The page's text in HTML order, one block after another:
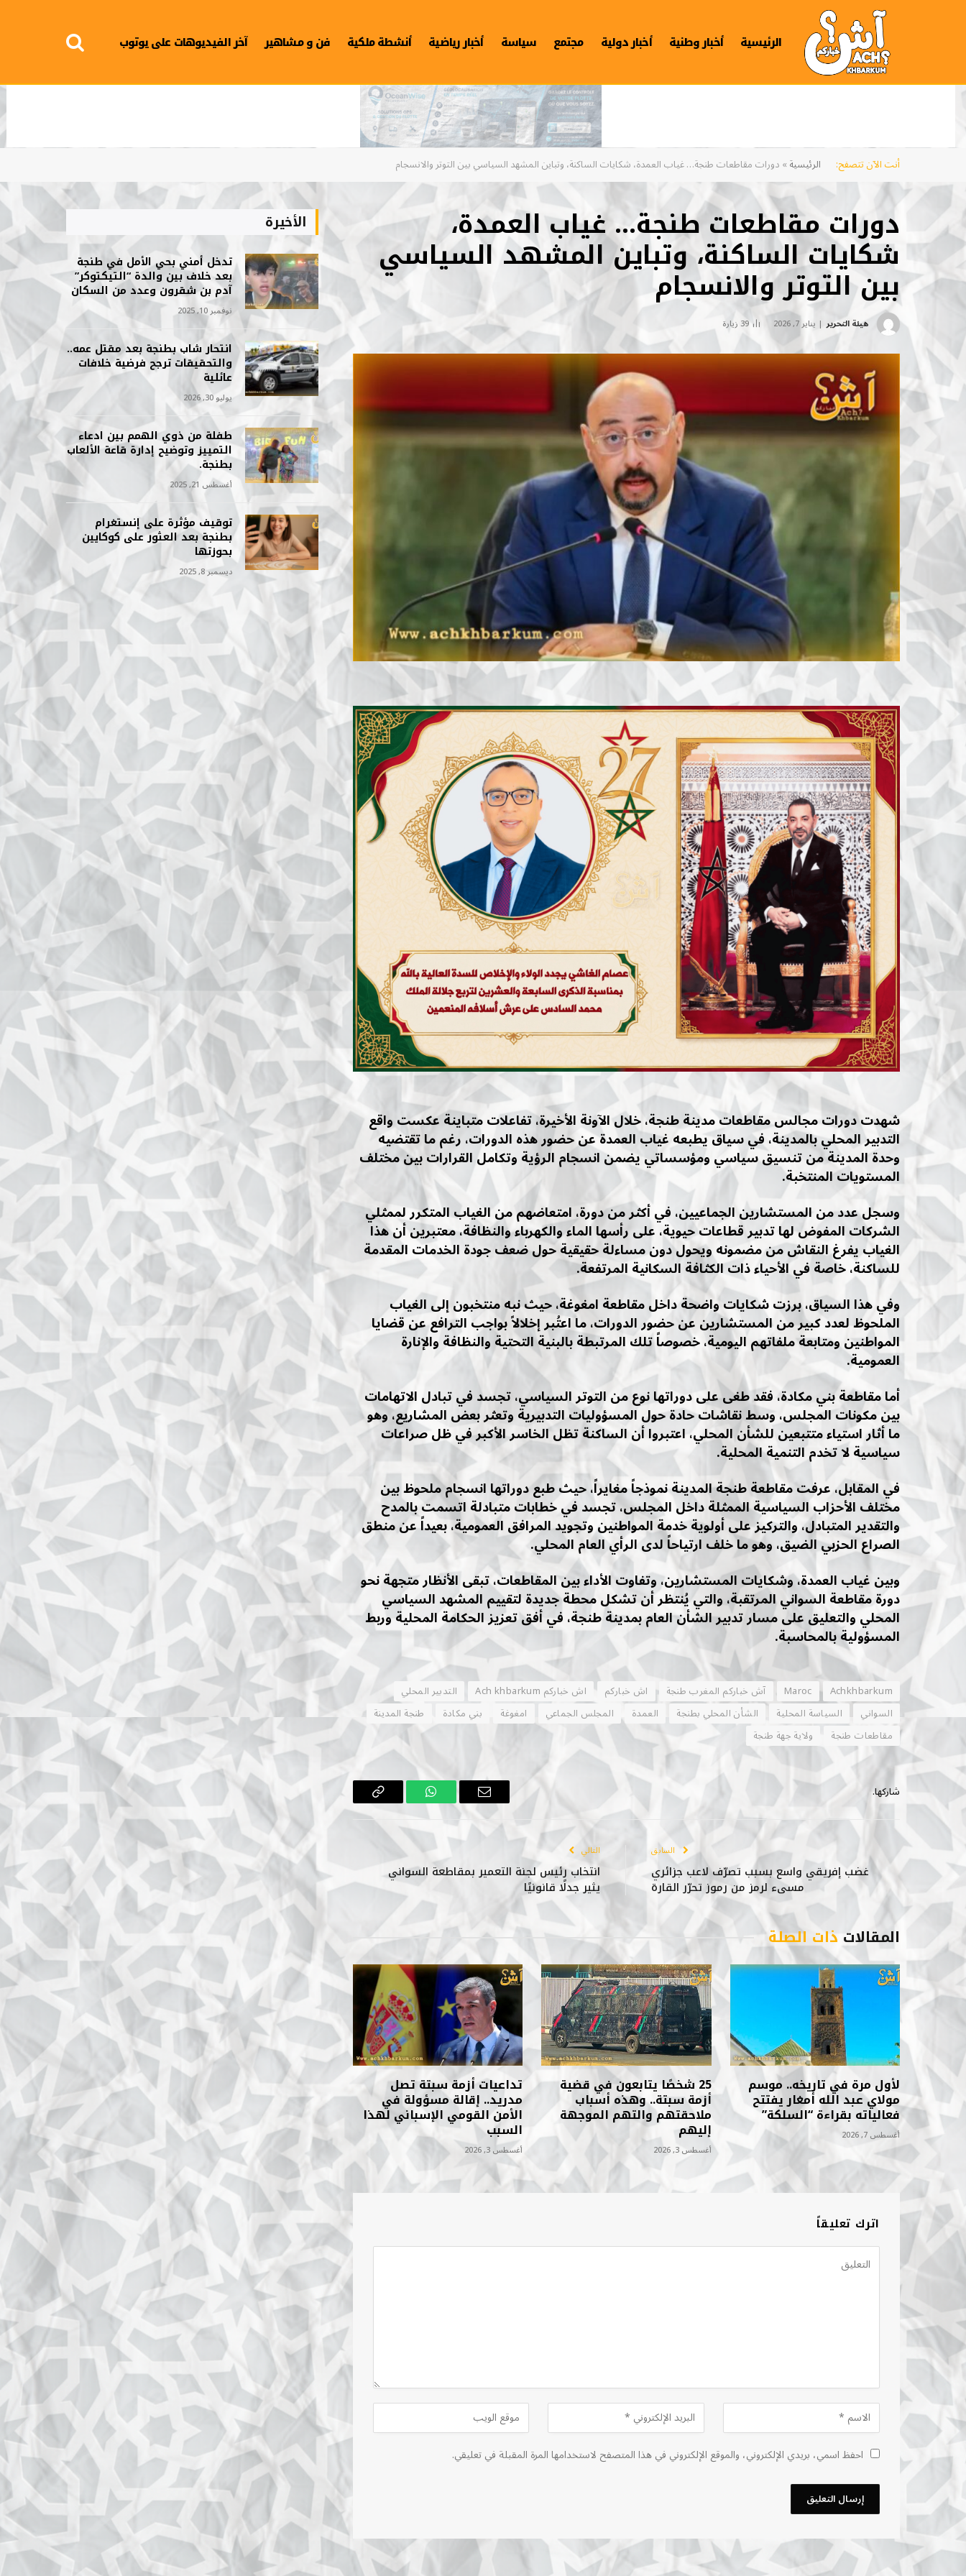
الرئيسية أخبار وطنية أخبار دولية مجتمع سياسة أخبار رياضية أنشطة ملكية فن و مشاهير آخر الفيديوهات على يوتوب
أنت الآن تتصفح: الرئيسية»دورات مقاطعات طنجة… غياب العمدة، شكايات الساكنة، وتباين المشهد السياسي بين التوتر والانسجام
دورات مقاطعات طنجة… غياب العمدة،
شكايات الساكنة، وتباين المشهد السياسي
بين التوتر والانسجام
هيئة التحرير يناير 7, 2026 39 زيارة
شهدت دورات مجالس مقاطعات مدينة طنجة، خلال الآونة الأخيرة، تفاعلات متباينة عكست واقع
التدبير المحلي بالمدينة، في سياق يطبعه غياب العمدة عن حضور هذه الدورات، رغم ما تقتضيه
وحدة المدينة من تنسيق سياسي ومؤسساتي يضمن انسجام الرؤية وتكامل القرارات بين مختلف
المستويات المنتخبة.
وسجل عدد من المستشارين الجماعيين، في أكثر من دورة، امتعاضهم من الغياب المتكرر لممثلي
الشركات المفوض لها تدبير قطاعات حيوية، على رأسها الماء والكهرباء والنظافة، معتبرين أن هذا
الغياب يفرغ النقاش من مضمونه ويحول دون مساءلة حقيقية حول ضعف جودة الخدمات المقدمة
للساكنة، خاصة في الأحياء ذات الكثافة السكانية المرتفعة.
وفي هذا السياق، برزت شكايات واضحة داخل مقاطعة امغوغة، حيث نبه منتخبون إلى الغياب
الملحوظ لعدد كبير من المستشارين عن حضور الدورات، ما اعتُبر إخلالاً بواجب الترافع عن قضايا
المواطنين ومتابعة ملفاتهم اليومية، خصوصاً تلك المرتبطة بالبنية التحتية والنظافة والإنارة
العمومية.
أما مقاطعة بني مكادة، فقد طغى على دوراتها نوع من التوتر السياسي، تجسد في تبادل الاتهامات
بين مكونات المجلس، وسط نقاشات حادة حول المسؤوليات التدبيرية وتعثر بعض المشاريع، وهو
ما أثار استياء متتبعين للشأن المحلي، اعتبروا أن الساكنة تظل الخاسر الأكبر في ظل صراعات
سياسية لا تخدم التنمية المحلية.
في المقابل، عرفت مقاطعة طنجة المدينة نموذجاً مغايراً، حيث طبع دوراتها انسجام ملحوظ بين
مختلف الأحزاب السياسية الممثلة داخل المجلس، تجسد في خطابات متبادلة اتسمت بالمدح
والتقدير المتبادل، والتركيز على أولوية خدمة المواطنين وتجويد المرافق العمومية، بعيداً عن منطق
الصراع الحزبي الضيق، وهو ما خلف ارتياحاً لدى الرأي العام المحلي.
وبين غياب العمدة، وشكايات المستشارين، وتفاوت الأداء بين المقاطعات، تبقى الأنظار متجهة نحو
دورة مقاطعة السواني المرتقبة، والتي يُنتظر أن تشكل محطة جديدة لتقييم المشهد السياسي
المحلي والتعليق على مسار تدبير الشأن العام بمدينة طنجة، في أفق تعزيز الحكامة المحلية وربط
المسؤولية بالمحاسبة.
Achkhbarkum
Maroc آش خباركم المغرب طنجة اش خباركم اش خباركم Ach khbarkum
التدبير المحلي
السواني
السياسة المحلية الشأن المحلي بطنجة العمدة المجلس الجماعي امغوغة بني مكادة
طنجة المدينة
مقاطعات طنجة
ولاية جهة طنجة
شاركها.
البريد
الإلكتروني
واتساب
Copy
Link
السابق
غضب إفريقي واسع بسبب تصرّف لاعب جزائري
مسيء لرمز من رموز تحرّر القارة
التالي
انتخاب رئيس لجنة التعمير بمقاطعة السواني
يثير جدلًا قانونيًا
المقالات ذات الصلة
لأول مرة في تاريخه.. موسم
مولاي عبد الله أمغار يفتتح
فعالياته بقراءة “السلكة”
أغسطس 7, 2026
25 شخصًا يتابعون في قضية
أزمة سبتة.. وهذه أسباب
ملاحقتهم والتهم الموجهة
إليهم
أغسطس 3, 2026
تداعيات أزمة سبتة تصل
مدريد.. إقالة مسؤولة في
الأمن القومي الإسباني لهذا
السبب
أغسطس 3, 2026
اترك تعليقاً
احفظ اسمي، بريدي الإلكتروني، والموقع الإلكتروني في هذا المتصفح لاستخدامها المرة المقبلة في تعليقي.
الأخيرة
تدخل أمني بحي الأمل في طنجة
بعد خلاف بين والدة “التيكتوكر”
آدم بن شقرون وعدد من السكان
نوفمبر 10, 2025
انتحار شاب بطنجة بعد مقتل عمه..
والتحقيقات ترجح فرضية خلافات
عائلية
يوليو 30, 2026
طفلة من ذوي الهمم بين ادعاء
التمييز وتوضيح إدارة قاعة الألعاب
بطنجة.
أغسطس 21, 2025
توقيف مؤثرة على إنستغرام
بطنجة بعد العثور على كوكايين
بحوزتها
ديسمبر 8, 2025